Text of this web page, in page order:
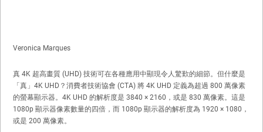
Veronica Marques
真 4K 超高畫質 (UHD) 技術可在各種應用中顯現令人驚歎的細節。但什麼是
「真」4K UHD？消費者技術協會 (CTA) 將 4K UHD 定義為超過 800 萬像素
的螢幕顯示器。4K UHD 的解析度是 3840 × 2160，或是 830 萬像素。這是
1080p 顯示器像素數量的四倍，而 1080p 顯示器的解析度為 1920 × 1080，
或是 200 萬像素。